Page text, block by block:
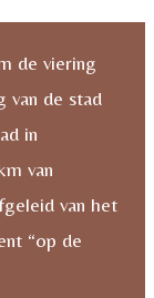
de viering
van de stad
in
van
van het
“op de